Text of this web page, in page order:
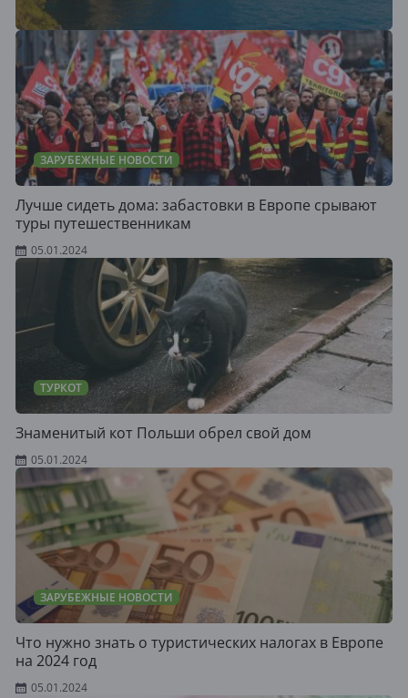
ЗАРУБЕЖНЫЕ НОВОСТИ
Лучше сидеть дома: забастовки в Европе срывают
туры путешественникам
05.01.2024
ТУРКОТ
Знаменитый кот Польши обрел свой дом
05.01.2024
ЗАРУБЕЖНЫЕ НОВОСТИ
Что нужно знать о туристических налогах в Европе
на 2024 год
05.01.2024